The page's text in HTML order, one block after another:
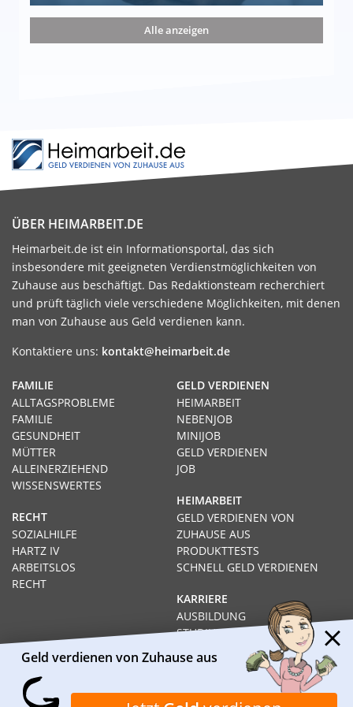
die 15 besten Möglichkeiten
Alle anzeigen
ÜBER HEIMARBEIT.DE
Heimarbeit.de ist ein Informationsportal, das sich
insbesondere mit geeigneten Verdienstmöglichkeiten von
Zuhause aus beschäftigt. Das Redaktionsteam recherchiert
und prüft täglich viele verschiedene Möglichkeiten, mit denen
man von Zuhause aus Geld verdienen kann.
Kontaktiere uns: kontakt@heimarbeit.de
GELD VERDIENEN
HEIMARBEIT
NEBENJOB
MINIJOB
GELD VERDIENEN
JOB
HEIMARBEIT
GELD VERDIENEN VON
ZUHAUSE AUS
PRODUKTTESTS
SCHNELL GELD VERDIENEN
KARRIERE
AUSBILDUNG
STUDIUM
FERNSTUDIUM
GEHÄLTER
FAMILIE
ALLTAGSPROBLEME
FAMILIE
GESUNDHEIT
MÜTTER
ALLEINERZIEHEND
WISSENSWERTES
RECHT
SOZIALHILFE
HARTZ IV
ARBEITSLOS
RECHT
Impressum Datenschutz Kontakt Über Heimarbeit.de
Geld verdienen von Zuhause aus